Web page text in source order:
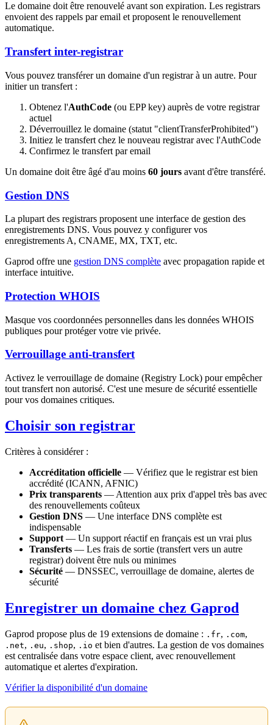
Le domaine doit être renouvelé avant son expiration. Les registrars
envoient des rappels par email et proposent le renouvellement
automatique.
Transfert inter-registrar
Vous pouvez transférer un domaine d'un registrar à un autre. Pour
initier un transfert :
Obtenez l'AuthCode (ou EPP key) auprès de votre registrar
actuel
Déverrouillez le domaine (statut "clientTransferProhibited")
Initiez le transfert chez le nouveau registrar avec l'AuthCode
Confirmez le transfert par email
Un domaine doit être âgé d'au moins 60 jours avant d'être transféré.
Gestion DNS
La plupart des registrars proposent une interface de gestion des
enregistrements DNS. Vous pouvez y configurer vos
enregistrements A, CNAME, MX, TXT, etc.
Gaprod offre une gestion DNS complète avec propagation rapide et
interface intuitive.
Protection WHOIS
Masque vos coordonnées personnelles dans les données WHOIS
publiques pour protéger votre vie privée.
Verrouillage anti-transfert
Activez le verrouillage de domaine (Registry Lock) pour empêcher
tout transfert non autorisé. C'est une mesure de sécurité essentielle
pour vos domaines critiques.
Choisir son registrar
Critères à considérer :
Accréditation officielle — Vérifiez que le registrar est bien
accrédité (ICANN, AFNIC)
Prix transparents — Attention aux prix d'appel très bas avec
des renouvellements coûteux
Gestion DNS — Une interface DNS complète est
indispensable
Support — Un support réactif en français est un vrai plus
Transferts — Les frais de sortie (transfert vers un autre
registrar) doivent être nuls ou minimes
Sécurité — DNSSEC, verrouillage de domaine, alertes de
sécurité
Enregistrer un domaine chez Gaprod
Gaprod propose plus de 19 extensions de domaine : .fr, .com,
.net, .eu, .shop, .io et bien d'autres. La gestion de vos domaines
est centralisée dans votre espace client, avec renouvellement
automatique et alertes d'expiration.
Vérifier la disponibilité d'un domaine